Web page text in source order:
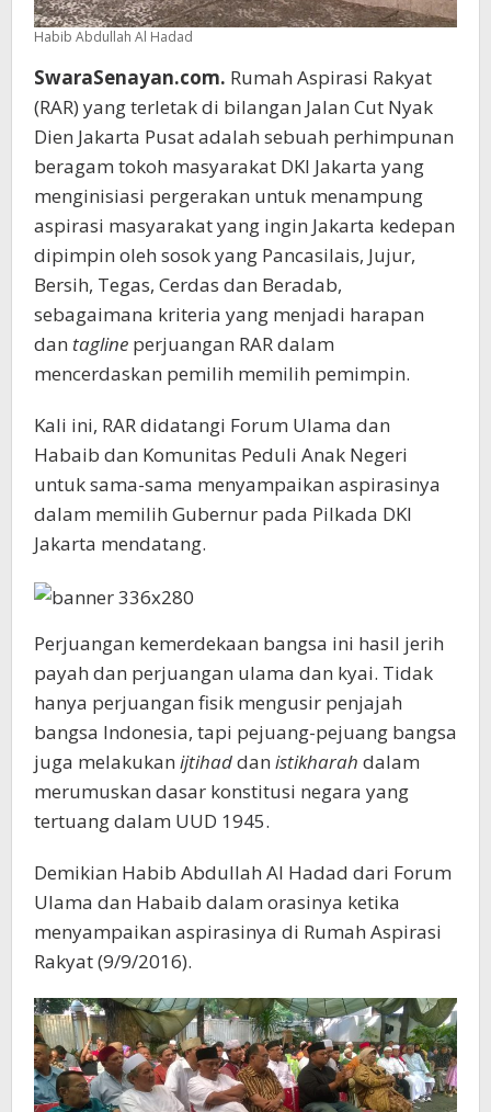
Habib Abdullah Al Hadad
SwaraSenayan.com. Rumah Aspirasi Rakyat
(RAR) yang terletak di bilangan Jalan Cut Nyak
Dien Jakarta Pusat adalah sebuah perhimpunan
beragam tokoh masyarakat DKI Jakarta yang
menginisiasi pergerakan untuk menampung
aspirasi masyarakat yang ingin Jakarta kedepan
dipimpin oleh sosok yang Pancasilais, Jujur,
Bersih, Tegas, Cerdas dan Beradab,
sebagaimana kriteria yang menjadi harapan
dan tagline perjuangan RAR dalam
mencerdaskan pemilih memilih pemimpin.
Kali ini, RAR didatangi Forum Ulama dan
Habaib dan Komunitas Peduli Anak Negeri
untuk sama-sama menyampaikan aspirasinya
dalam memilih Gubernur pada Pilkada DKI
Jakarta mendatang.
Perjuangan kemerdekaan bangsa ini hasil jerih
payah dan perjuangan ulama dan kyai. Tidak
hanya perjuangan fisik mengusir penjajah
bangsa Indonesia, tapi pejuang-pejuang bangsa
juga melakukan ijtihaddan istikharah dalam
merumuskan dasar konstitusi negara yang
tertuang dalam UUD 1945.
Demikian Habib Abdullah Al Hadad dari Forum
Ulama dan Habaib dalam orasinya ketika
menyampaikan aspirasinya di Rumah Aspirasi
Rakyat (9/9/2016).